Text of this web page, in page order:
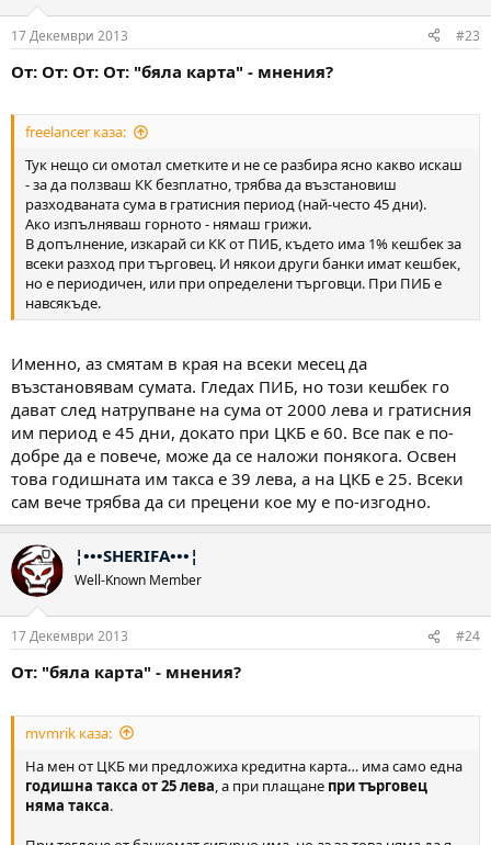
17 Декември 2013 #23
От: От: От: От: "бяла карта" - мнения?
freelancer каза:
Тук нещо си омотал сметките и не се разбира ясно какво искаш
- за да ползваш КК безплатно, трябва да възстановиш
разходваната сума в гратисния период (най-често 45 дни).
Ако изпълняваш горното - нямаш грижи.
В допълнение, изкарай си КК от ПИБ, където има 1% кешбек за
всеки разход при търговец. И някои други банки имат кешбек,
но е периодичен, или при определени търговци. При ПИБ е
навсякъде.
Именно, аз смятам в края на всеки месец да
възстановявам сумата. Гледах ПИБ, но този кешбек го
дават след натрупване на сума от 2000 лева и гратисния
им период е 45 дни, докато при ЦКБ е 60. Все пак е по-
добре да е повече, може да се наложи понякога. Освен
това годишната им такса е 39 лева, а на ЦКБ е 25. Всеки
сам вече трябва да си прецени кое му е по-изгодно.
¦•••SHERIFA•••¦
Well-Known Member
17 Декември 2013 #24
От: "бяла карта" - мнения?
mvmrik каза:
На мен от ЦКБ ми предложиха кредитна карта… има само една
годишна такса от 25 лева , а при плащане при търговец
няма такса.